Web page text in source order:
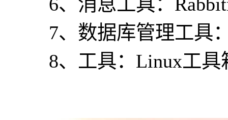
7、数据库管理工具
8、工具：Linux工具